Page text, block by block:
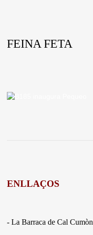
FEINA FETA
ENLLAÇOS
- La Barraca de Cal